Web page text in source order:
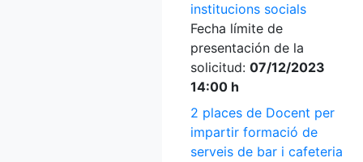
institucions socials
Fecha límite de
presentación de la
solicitud: 07/12/2023
14:00 h
2 places de Docent per
impartir formació de
serveis de bar i cafeteria